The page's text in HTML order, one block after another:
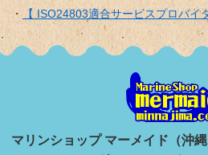
【 ISO24803適合サービスプロバイ
マリンショップ マーメイド（沖